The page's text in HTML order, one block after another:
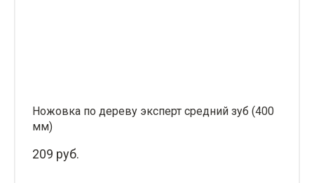
Ножовка по дереву эксперт средний зуб (400
мм)
209 руб.